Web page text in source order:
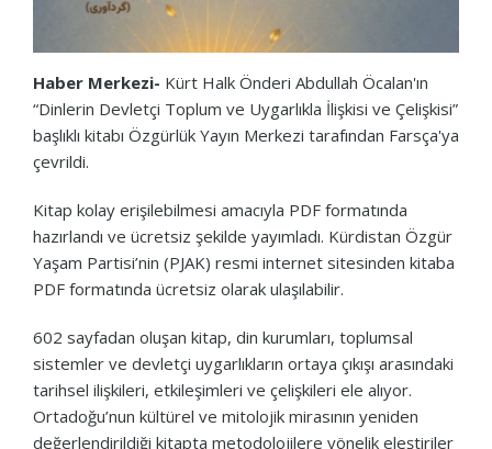
Haber Merkezi- Kürt Halk Önderi Abdullah Öcalan'ın
“Dinlerin Devletçi Toplum ve Uygarlıkla İlişkisi ve Çelişkisi”
başlıklı kitabı Özgürlük Yayın Merkezi tarafından Farsça'ya
çevrildi.
Kitap kolay erişilebilmesi amacıyla PDF formatında
hazırlandı ve ücretsiz şekilde yayımladı. Kürdistan Özgür
Yaşam Partisi’nin (PJAK) resmi internet sitesinden kitaba
PDF formatında ücretsiz olarak ulaşılabilir.
602 sayfadan oluşan kitap, din kurumları, toplumsal
sistemler ve devletçi uygarlıkların ortaya çıkışı arasındaki
tarihsel ilişkileri, etkileşimleri ve çelişkileri ele alıyor.
Ortadoğu’nun kültürel ve mitolojik mirasının yeniden
değerlendirildiği kitapta metodolojilere yönelik eleştiriler